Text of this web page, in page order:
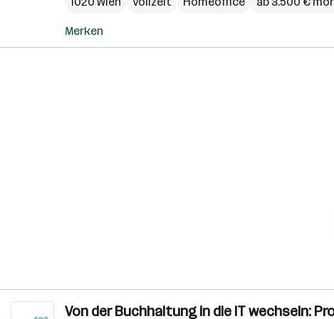
Merken
Von der Buchhaltung in die IT wechseln: